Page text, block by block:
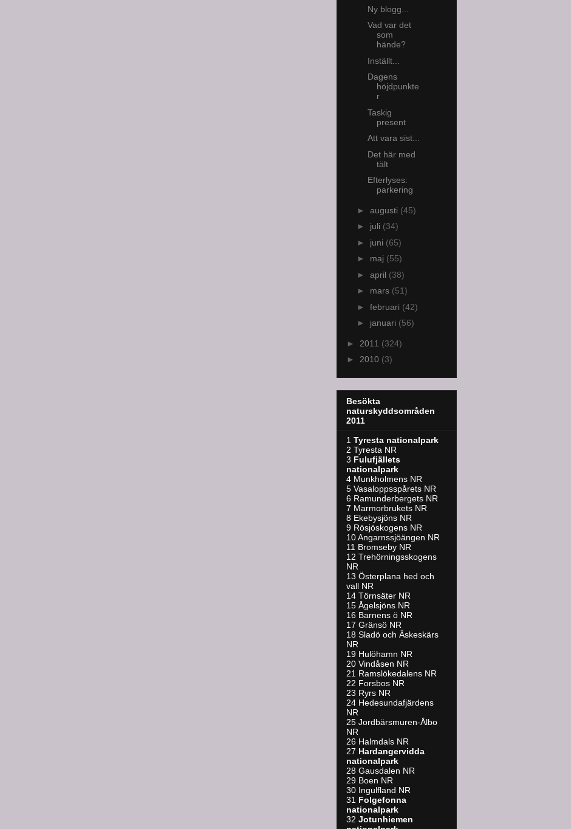
Ny blogg...
Vad var det
som
hände?
Inställt...
Dagens
höjdpunkte
r
Taskig
present
Att vara sist...
Det här med
tält
Efterlyses:
parkering
► augusti (45)
► juli (34)
► juni (65)
► maj (55)
► april (38)
► mars (51)
► februari (42)
► januari (56)
► 2011 (324)
► 2010 (3)
Besökta
naturskyddsområden
2011
1 Tyresta nationalpark
2 Tyresta NR
3 Fulufjällets
nationalpark
4 Munkholmens NR
5 Vasaloppsspårets NR
6 Ramunderbergets NR
7 Marmorbrukets NR
8 Ekebysjöns NR
9 Rösjöskogens NR
10 Angarnssjöängen NR
11 Bromseby NR
12 Trehörningsskogens
NR
13 Österplana hed och
vall NR
14 Törnsäter NR
15 Ågelsjöns NR
16 Barnens ö NR
17 Gränsö NR
18 Sladö och Äskeskärs
NR
19 Hulöhamn NR
20 Vindåsen NR
21 Ramslökedalens NR
22 Forsbos NR
23 Ryrs NR
24 Hedesundafjärdens
NR
25 Jordbärsmuren-Ålbo
NR
26 Halmdals NR
27 Hardangervidda
nationalpark
28 Gausdalen NR
29 Boen NR
30 Ingulfland NR
31 Folgefonna
nationalpark
32 Jotunhiemen